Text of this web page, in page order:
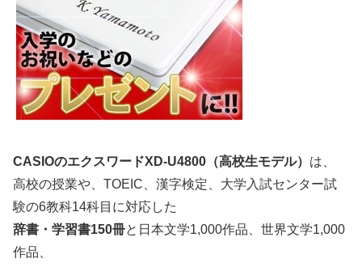
CASIOのエクスワードXD-U4800（高校生モデル） は、
高校の授業や、TOEIC、漢字検定、大学入試センター試
験の6教科14科目に対応した
辞書・学習書150冊と日本文学1,000作品、世界文学1,000
作品、